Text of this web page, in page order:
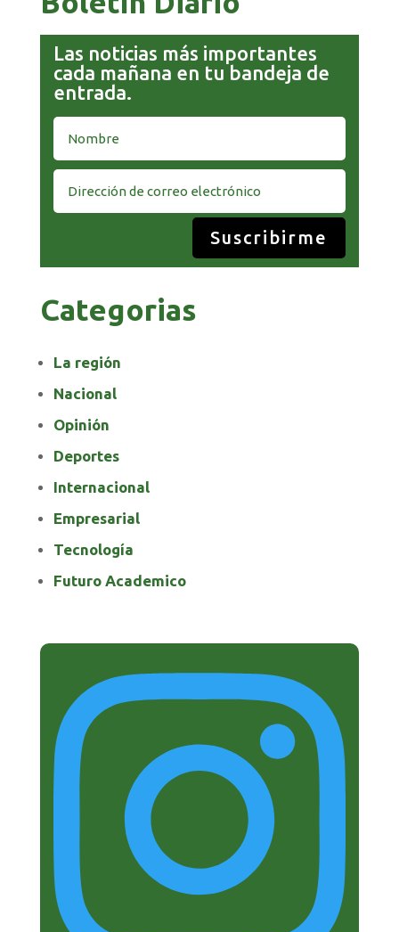
Las noticias más importantes
cada mañana en tu bandeja de
entrada.
Suscribirme
Categorias
La región
Nacional
Opinión
Deportes
Internacional
Empresarial
Tecnología
Futuro Academico